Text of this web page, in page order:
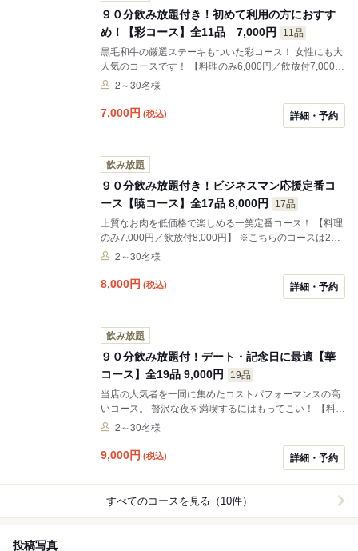
９０分飲み放題付き！初めて利用の方におすす
め！【彩コース】全11品 7,000円
11品
黒毛和牛の厳選ステーキもついた彩コース！ 女性にも大
人気のコースです！ 【料理のみ6,000円／飲放付7,000
円】 ※こちらのコースは2名様から飲み放題をお付けで2～30名様
7,000円 (税込) 詳細・予約
飲み放題
９０分飲み放題付き！ビジネスマン応援定番コ
ース【暁コース】全17品 8,000円
17品
上質なお肉を低価格で楽しめる一笑定番コース！ 【料理
のみ7,000円／飲放付8,000円】 ※こちらのコースは2名
様から飲み放題をお付けできます。
2～30名様
8,000円 (税込) 詳細・予約
飲み放題
９０分飲み放題付！デート・記念日に最適【華
コース】全19品 9,000円
19品
当店の人気者を一同に集めたコストパフォーマンスの高
いコース。 贅沢な夜を満喫するにはもってこい！ 【料理
のみ8,000円／飲放付9,000円】 ※こちらのコースは2名
2～30名様
9,000円 (税込) 詳細・予約
すべてのコースを見る（10件）
投稿写真